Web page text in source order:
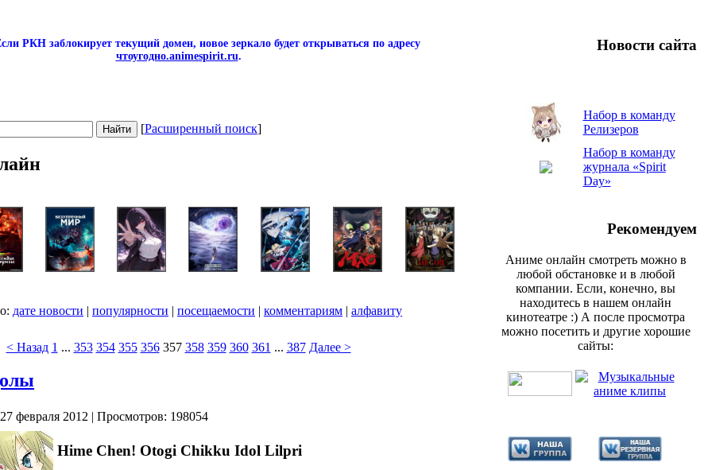
РКН заблокирует текущий домен, новое зеркало будет открываться по адресу
чтоугодно.animespirit.ru.
[Расширенный поиск]
дате новости | популярности | посещаемости | комментариям | алфавиту
< Назад 1 ... 353 354 355 356 357 358 359 360 361 ... 387 Далее >
февраля 2012 | Просмотров: 198054
Hime Chen! Otogi Chikku Idol Lilpri
Новости сайта
Набор в команду
Релизеров
Набор в команду
журнала «Spirit
Day»
Рекомендуем
Аниме онлайн смотреть можно в
любой обстановке и в любой
компании. Если, конечно, вы
находитесь в нашем онлайн
кинотеатре :) А после просмотра
можно посетить и другие хорошие
сайты: